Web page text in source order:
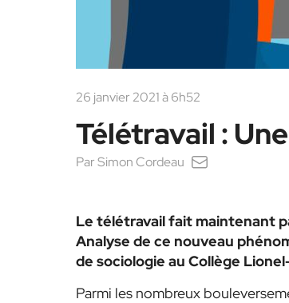
26 janvier 2021 à 6h52
Télétravail :
ParSimon Cordeau
Le télétravail fait maintenant
Analyse de ce nouveau
de sociologie au Collège
Parmi les nombreux